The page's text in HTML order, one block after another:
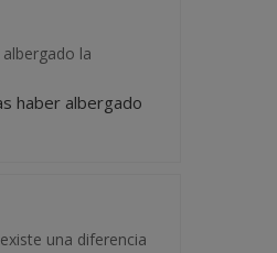
la
haber albergado
una diferencia